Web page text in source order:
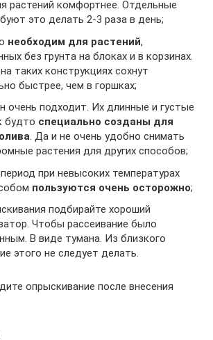
растений комфортнее. Отдельные
это делать 2-3 раза в день;
необходим для растений,
без грунта на блоках и в корзинах.
таких конструкциях сохнут
быстрее, чем в горшках;
очень подходит. Их длинные и густые
будто специально созданы для
. Да и не очень удобно снимать
растения для других способов;
при невысоких температурах
пользуются очень осторожно;
подбирайте хороший
Чтобы рассеивание было
В виде тумана. Из близкого
этого не следует делать.
опрыскивание после внесения